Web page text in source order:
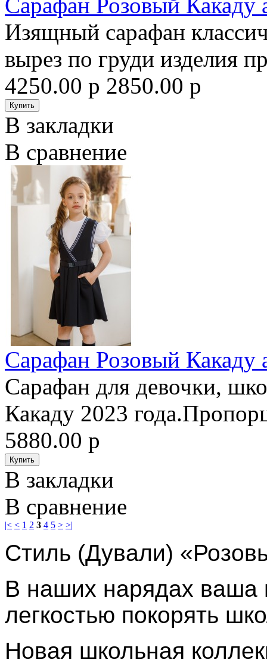
Изящный сарафан
вырез по груди изделия
4250.00 р 2850.00 р
В закладки
В сравнение
Сарафан Розовый Какаду
Сарафан для девочки,
Какаду 2023
5880.00 р
В закладки
В сравнение
|< < 1 2 3 4 5 > >|
Стиль (Дували)
В наших нарядах ваша
легкостью покорять
Новая школьная